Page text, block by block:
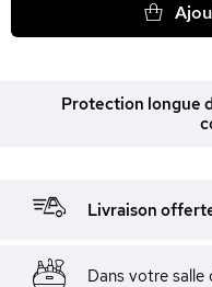
Protection longue
Livraison
Dans votre salle